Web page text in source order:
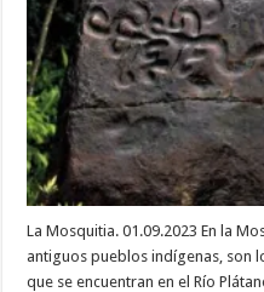
La Mosquitia. 01.09.2023 En la
antiguos pueblos indígenas, son
que se encuentran en el Río